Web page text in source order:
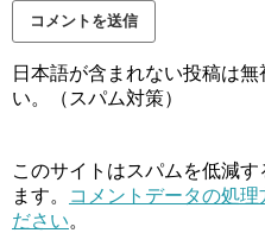
日本語が含まれない投稿は
い。（スパム対策）
このサイトはスパムを低減
ます。
コメントデータの処理
ださい。